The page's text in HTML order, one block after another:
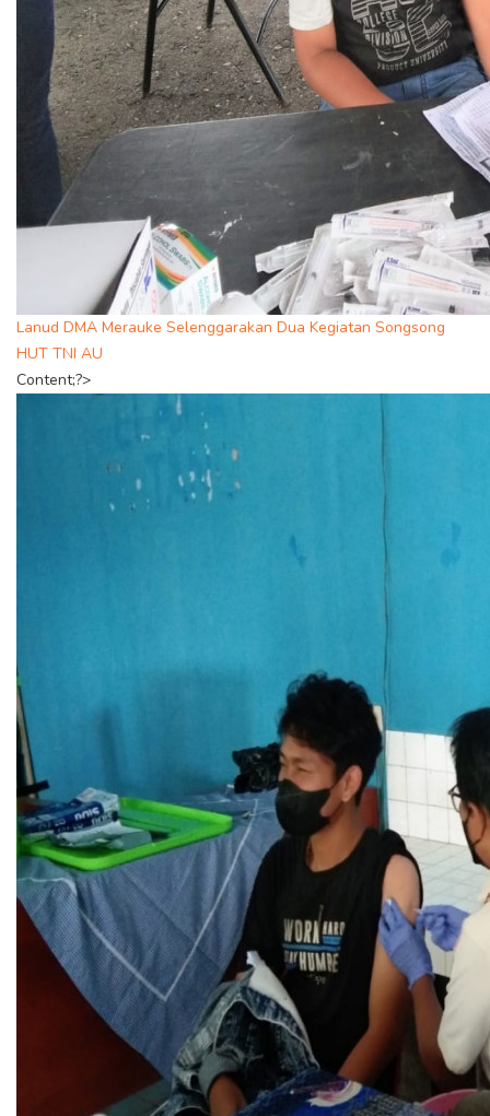
Lanud DMA Merauke Selenggarakan Dua Kegiatan Songsong
HUT TNI AU
Content;?>